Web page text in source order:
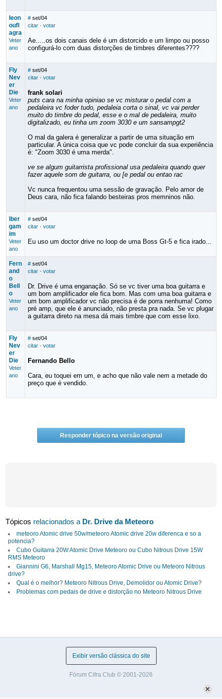
leon
oufl
agra
Veter
ano
# set/04
citar· votar
Ae.....os dois canais dele é um distorcido e um limpo ou posso
configurá-lo com duas distorções de timbres diferentes????
Fly
Nev
er
Die
Veter
ano
# set/04
citar· votar
frank solari
puts cara na minha opiniao se vc misturar o pedal com a
pedaleira vc foder tudo, pedaleia corta o sinal, vc vai perder
muito do timbre do pedal, esse e o mal de pedaleira, muito
digitalizado, eu tinha um zoom 3030 e um sansampgt2
O mal da galera é generalizar a partir de uma situação em
particular. A única coisa que vc pode concluir da sua experiência
é: "Zoom 3030 é uma merda".
ve se algum guitarrista profissional usa pedaleira quando quer
fazer aquele som de guitarra, ou [e pedal ou entao rac
Vc nunca frequentou uma sessão de gravação. Pelo amor de
Deus cara, não fica falando besteiras pros memninos não.
lber
gam
im
Veter
ano
# set/04
citar· votar
Eu uso um doctor drive no loop de uma Boss Gt-5 e fica irado...
Fern
and
o
Bell
o
Veter
ano
# set/04
citar· votar
Dr. Drive é uma enganação. Só se vc tiver uma boa guitarra e
um bom amplificador ele fica bom. Mas com uma boa guitarra e
um bom amplificador vc não precisa é de porra nenhuma! Como
pré amp, que ele é anunciado, não presta pra nada. Se vc plugar
a guitarra direto na mesa dá mais timbre que com esse lixo.
Fly
Nev
er
Die
Veter
ano
# set/04
citar· votar
Fernando Bello
Cara, eu toquei em um, e acho que não vale nem a metade do
preço que é vendido.
Responder tópico na versão original
Tópicos relacionados a Dr. Drive da Meteoro
meteoro Atomic drive 50w/meteoro Atomic drive 20w diferenca e so a
potencia?
Cubo Guitarra 20W Atomic Drive Meteoro ou Cubo Nitrous Drive 15W
RMS Meteoro
Giannini G6, Marshall Mg15, Meteoro Atomic Drive ou Meteoro Nitrous
drive?
Qual é o melhor? Meteoro Nitrous Drive, Demolidor ou Atomic Drive?
Problemas com pedais de drive e distorção no Meteoro Nitrous Drive
Exibir versão clássica do site
Fórum Cifra Club © 2001-2026